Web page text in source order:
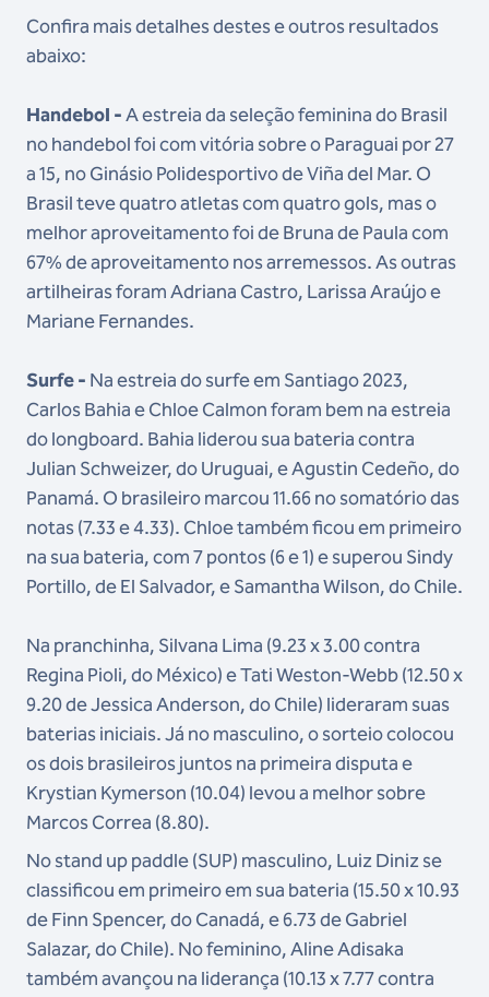
Confira mais detalhes destes e outros resultados
abaixo:
Handebol -A estreia da seleção feminina do Brasil
no handebol foi com vitória sobre o Paraguai por 27
a 15, no Ginásio Polidesportivo de Viña del Mar. O
Brasil teve quatro atletas com quatro gols, mas o
melhor aproveitamento foi de Bruna de Paula com
67% de aproveitamento nos arremessos. As outras
artilheiras foram Adriana Castro, Larissa Araújo e
Mariane Fernandes.
Surfe - Na estreia do surfe em Santiago 2023,
Carlos Bahia e Chloe Calmon foram bem na estreia
do longboard. Bahia liderou sua bateria contra
Julian Schweizer, do Uruguai, e Agustin Cedeño, do
Panamá. O brasileiro marcou 11.66 no somatório das
notas (7.33 e 4.33). Chloe também ficou em primeiro
na sua bateria, com 7 pontos (6 e 1) e superou Sindy
Portillo, de El Salvador, e Samantha Wilson, do Chile.
Na pranchinha, Silvana Lima (9.23 x 3.00 contra
Regina Pioli, do México) e Tati Weston-Webb (12.50 x
9.20 de Jessica Anderson, do Chile) lideraram suas
baterias iniciais. Já no masculino, o sorteio colocou
os dois brasileiros juntos na primeira disputa e
Krystian Kymerson (10.04) levou a melhor sobre
Marcos Correa (8.80).
No stand up paddle (SUP) masculino, Luiz Diniz se
classificou em primeiro em sua bateria (15.50 x 10.93
de Finn Spencer, do Canadá, e 6.73 de Gabriel
Salazar, do Chile). No feminino, Aline Adisaka
também avançou na liderança (10.13 x 7.77 contra